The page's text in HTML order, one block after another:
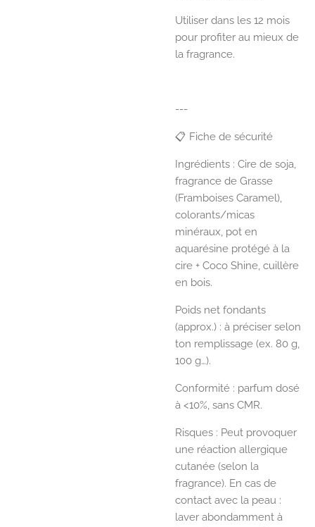
Utiliser dans les 12 mois
pour profiter au mieux de
la fragrance.
---
📋 Fiche de sécurité
Ingrédients : Cire de soja,
fragrance de Grasse
(Framboises Caramel),
colorants/micas
minéraux, pot en
aquarésine protégé à la
cire + Coco Shine, cuillère
en bois.
Poids net fondants
(approx.) : à préciser selon
ton remplissage (ex. 80 g,
100 g…).
Conformité : parfum dosé
à <10%, sans CMR.
Risques : Peut provoquer
une réaction allergique
cutanée (selon la
fragrance). En cas de
contact avec la peau :
laver abondamment à